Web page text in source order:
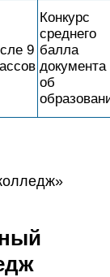
9
Конкурс
среднего
балла
документа
об